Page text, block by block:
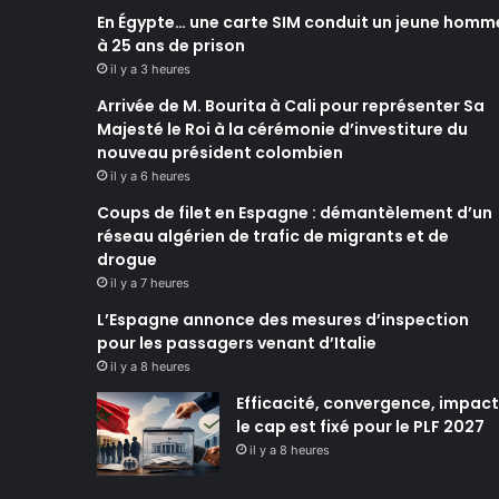
En Égypte… une carte SIM conduit un jeune
à 25 ans de prison
il y a 3 heures
Arrivée de M. Bourita à Cali pour représenter Sa
Majesté le Roi à la cérémonie d’investiture du
nouveau président colombien
il y a 6 heures
Coups de filet en Espagne : démantèlement d’un
réseau algérien de trafic de migrants et de
drogue
il y a 7 heures
L’Espagne annonce des mesures d’inspection
pour les passagers venant d’Italie
il y a 8 heures
Efficacité, convergence,
le cap est fixé pour le PLF 2027
il y a 8 heures